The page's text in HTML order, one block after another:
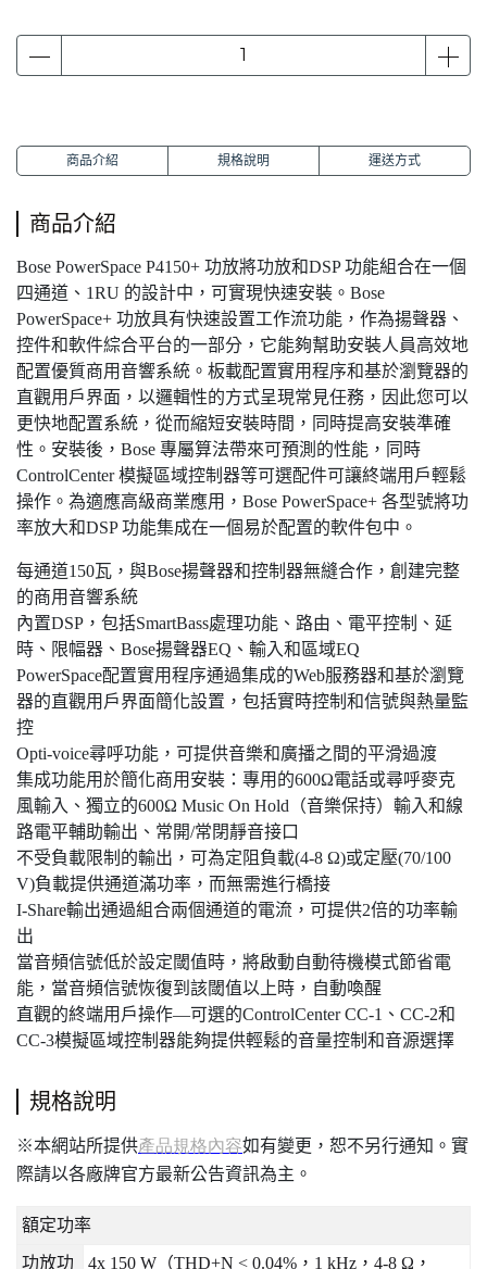
商品介紹 規格說明 運送方式
商品介紹
Bose PowerSpace P4150+ 功放將功放和DSP 功能組合在一個
四通道、1RU 的設計中，可實現快速安裝。Bose
PowerSpace+ 功放具有快速設置工作流功能，作為揚聲器、
控件和軟件綜合平台的一部分，它能夠幫助安裝人員高效地
配置優質商用音響系統。板載配置實用程序和基於瀏覽器的
直觀用戶界面，以邏輯性的方式呈現常見任務，因此您可以
更快地配置系統，從而縮短安裝時間，同時提高安裝準確
性。安裝後，Bose 專屬算法帶來可預測的性能，同時
ControlCenter 模擬區域控制器等可選配件可讓終端用戶輕鬆
操作。為適應高級商業應用，Bose PowerSpace+ 各型號將功
率放大和DSP 功能集成在一個易於配置的軟件包中。
每通道150瓦，與Bose揚聲器和控制器無縫合作，創建完整
的商用音響系統
內置DSP，包括SmartBass處理功能、路由、電平控制、延
時、限幅器、Bose揚聲器EQ、輸入和區域EQ
PowerSpace配置實用程序通過集成的Web服務器和基於瀏覽
器的直觀用戶界面簡化設置，包括實時控制和信號與熱量監
控
Opti-voice尋呼功能，可提供音樂和廣播之間的平滑過渡
集成功能用於簡化商用安裝：專用的600Ω電話或尋呼麥克
風輸入、獨立的600Ω Music On Hold（音樂保持）輸入和線
路電平輔助輸出、常開/常閉靜音接口
不受負載限制的輸出，可為定阻負載(4-8 Ω)或定壓(70/100
V)負載提供通道滿功率，而無需進行橋接
I-Share輸出通過組合兩個通道的電流，可提供2倍的功率輸
出
當音頻信號低於設定閾值時，將啟動自動待機模式節省電
能，當音頻信號恢復到該閾值以上時，自動喚醒
直觀的終端用戶操作—可選的ControlCenter CC-1、CC-2和
CC-3模擬區域控制器能夠提供輕鬆的音量控制和音源選擇
規格說明
※本網站所提供產品規格內容如有變更，恕不另行通知。實
際請以各廠牌官方最新公告資訊為主。
額定功率
功放功
4x 150 W （THD+N < 0.04% ， 1 kHz ， 4-8 Ω ，